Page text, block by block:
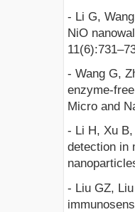
- Li G,
NiO
- Wang G,
enzyme-
Micro and
- Li H, Xu
detection in
- Liu GZ,